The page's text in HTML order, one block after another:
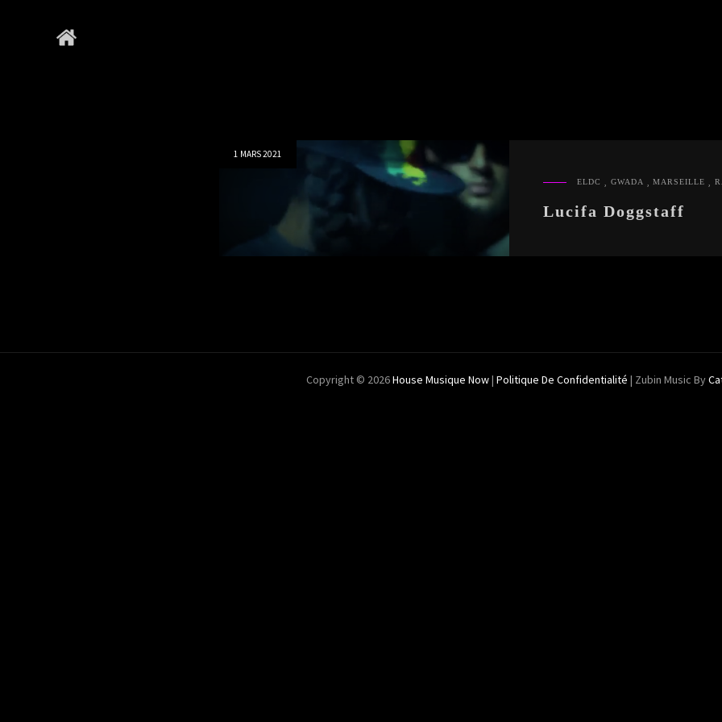
1 MARS 2021
CAT
LINKS
ELDC , GWADA , MARSEILLE ,
Lucifa Doggstaff
Copyright © 2026House Musique Now| Politique De Confidentialité | Zubin Music By